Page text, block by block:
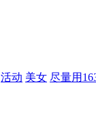
活动 美女 尽量用